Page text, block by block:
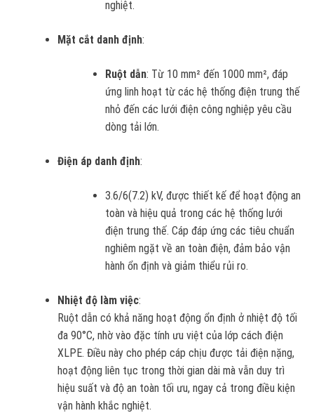
nghiệt.
Mặt cắt danh định:
Ruột dẫn: Từ 10 mm² đến 1000 mm², đáp
ứng linh hoạt từ các hệ thống điện trung thế
nhỏ đến các lưới điện công nghiệp yêu cầu
dòng tải lớn.
Điện áp danh định:
3.6/6(7.2) kV, được thiết kế để hoạt động an
toàn và hiệu quả trong các hệ thống lưới
điện trung thế. Cáp đáp ứng các tiêu chuẩn
nghiêm ngặt về an toàn điện, đảm bảo vận
hành ổn định và giảm thiểu rủi ro.
Nhiệt độ làm việc:
Ruột dẫn có khả năng hoạt động ổn định ở nhiệt độ tối
đa 90°C, nhờ vào đặc tính ưu việt của lớp cách điện
XLPE. Điều này cho phép cáp chịu được tải điện nặng,
hoạt động liên tục trong thời gian dài mà vẫn duy trì
hiệu suất và độ an toàn tối ưu, ngay cả trong điều kiện
vận hành khắc nghiệt.